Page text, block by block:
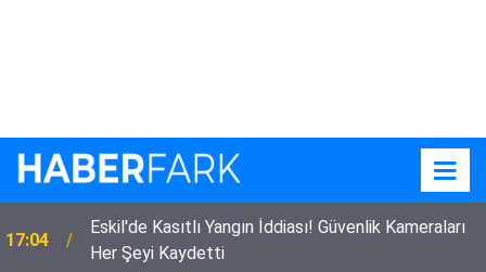
17:04
Eskil'de Kasıtlı Yangın İddiası! Güvenlik Kameraları
Her Şeyi Kaydetti